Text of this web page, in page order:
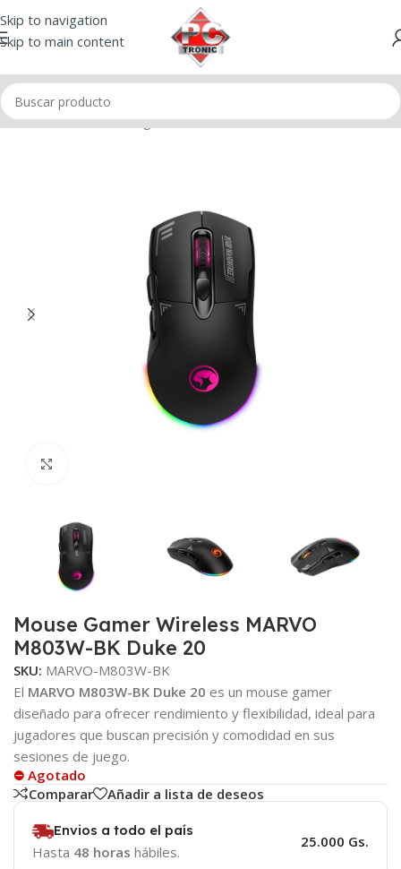
Skip to navigation
Skip to main content
Inicio/Mouse/Mouse gamer
Mouse Gamer Wireless MARVO
M803W-BK Duke 20
SKU: MARVO-M803W-BK
El MARVO M803W-BK Duke 20 es un mouse gamer
diseñado para ofrecer rendimiento y flexibilidad, ideal para
jugadores que buscan precisión y comodidad en sus
sesiones de juego.
⛔ Agotado
Comparar
Añadir a lista de deseos
Envios a todo el país
Hasta 48 horas hábiles.
25.000 Gs.